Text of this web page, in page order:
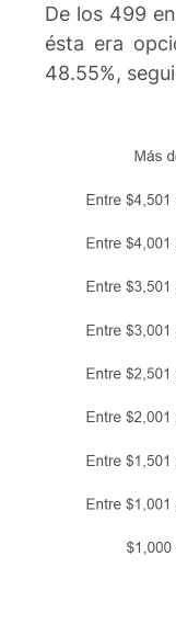
De los 499
ésta era
48.55%,